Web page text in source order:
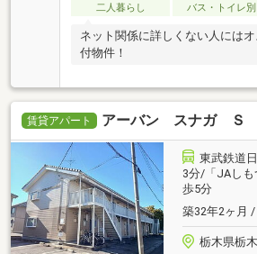
二人暮らし
バス・トイレ別
ネット関係に詳しくない人には
付物件！
賃貸アパート アーバン スナガ Ｓ
東武鉄道
3分/「JAし
歩5分
築32年2ヶ月 /
栃木県栃